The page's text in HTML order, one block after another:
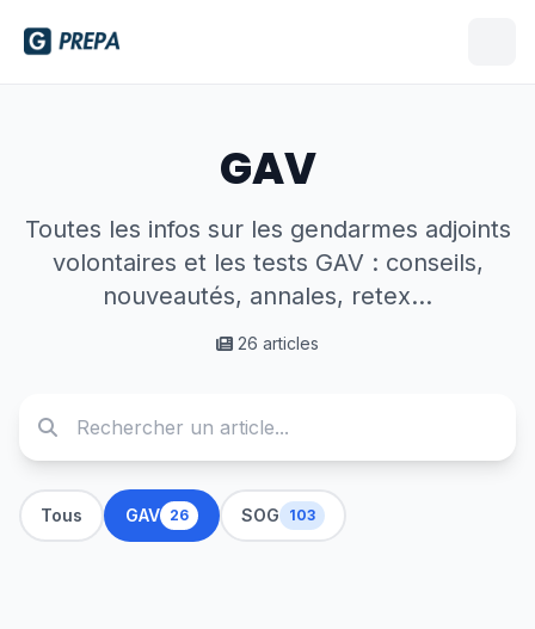
GAV
Toutes les infos sur les gendarmes adjoints
volontaires et les tests GAV : conseils,
nouveautés, annales, retex...
26 articles
Tous GAV 26 SOG 103